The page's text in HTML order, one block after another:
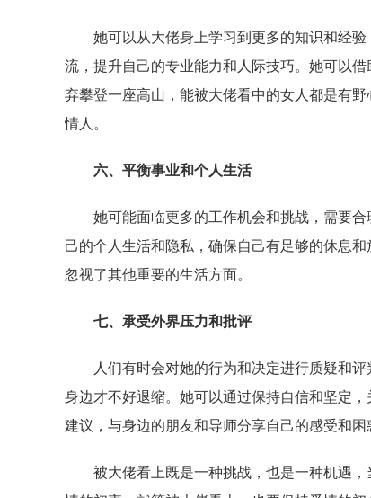
她可以从大佬身上学习到更多的知识和经验
流，提升自己的专业能力和人际技巧。她可以
弃攀登一座高山，能被大佬看中的女人都是有
情人。
六、平衡事业和个人生活
她可能面临更多的工作机会和挑战，需要合
己的个人生活和隐私，确保自己有足够的休息
忽视了其他重要的生活方面。
七、承受外界压力和批评
人们有时会对她的行为和决定进行质疑和评
身边才不好退缩。她可以通过保持自信和坚定
建议，与身边的朋友和导师分享自己的感受和困
被大佬看上既是一种挑战，也是一种机遇，